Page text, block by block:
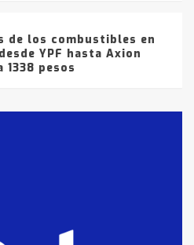
de los combustibles en
YPF hasta Axion
1338 pesos
por